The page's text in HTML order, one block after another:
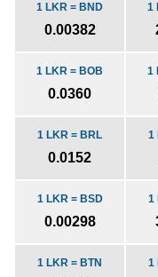
1
1 LKR = BND
0.00382
1
1 LKR = BOB
0.0360
1
1 LKR = BRL
0.0152
1
1 LKR = BSD
0.00298
1
1 LKR = BTN